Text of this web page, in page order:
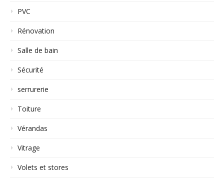
PVC
Rénovation
Salle de bain
Sécurité
serrurerie
Toiture
Vérandas
Vitrage
Volets et stores